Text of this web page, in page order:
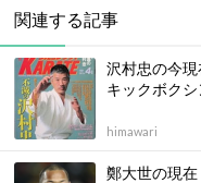
関連する記事
沢村忠の今
キックボク
himawari
鄭大世の現